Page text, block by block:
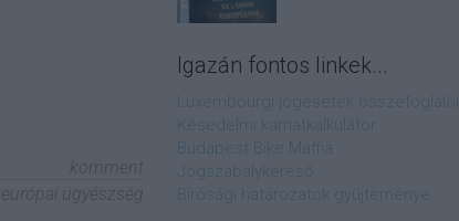
komment
európai ügyészség
Igazán fontos linkek...
Luxembourgi jogesetek összefoglalói
Késedelmi kamatkalkulátor
Budapest Bike Maffia
Jogszabálykereső
Bírósági határozatok gyűjteménye